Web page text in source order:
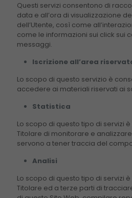
Questi servizi consentono di
data e all’ora di visualizzazione
dell’Utente, così come
come le informazioni sui click sui
messaggi.
Iscrizione all’area
Lo scopo di questo servizio è
accedere ai materiali riservati ai
Statistica
Lo scopo di questo tipo di servizi
Titolare di monitorare e
servono a tener traccia del
Analisi
Lo scopo di questo tipo di servizi
Titolare ed a terze parti di